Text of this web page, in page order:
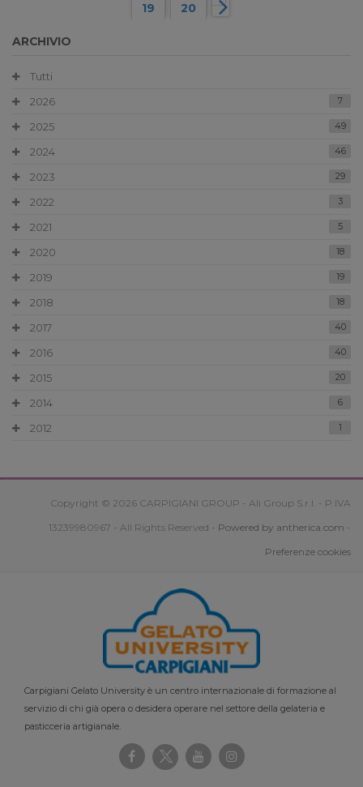
19
20
ARCHIVIO
Tutti
2026
7
2025 49
2024 46
2023 29
2022 3
2021 5
2020 18
2019 19
2018 18
2017 40
2016 40
2015 20
2014 6
2012 1
Copyright © 2026 CARPIGIANI GROUP - Ali Group S.r.l. - P.IVA
13239980967 - All Rights Reserved - Powered by antherica.com -
Preferenze cookies
Carpigiani Gelato University è un centro internazionale di formazione al
servizio di chi già opera o desidera operare nel settore della gelateria e
pasticceria artigianale.